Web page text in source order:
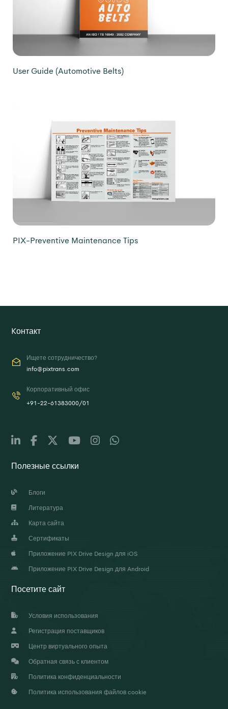
User Guide (Automotive Belts)
PIX-Preventive Maintenance Tips
Kонтакт
Ищете сотрудничество?
info@pixtrans.com
Корпоративный офис
+91-22-61383000/01
Полезные ссылки
Блоги
Литература
Карта сайта
Сертификаты
Приложение PIX Drive Design для iOS
Приложение PIX Drive Design для Android
Посетите сайт
Условия использования
Регистрация поставщиков
Центр виртуального опыта
Обратная связь с клиентом
Политика конфиденциальности
Политика использования файлов cookie